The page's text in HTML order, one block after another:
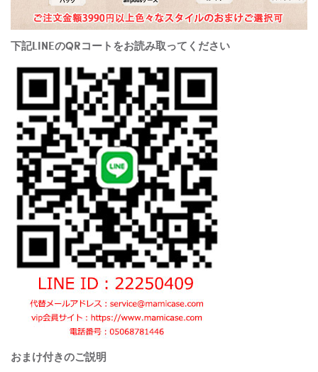
下記LINEのQRコートをお読み取ってください
おまけ付きのご説明